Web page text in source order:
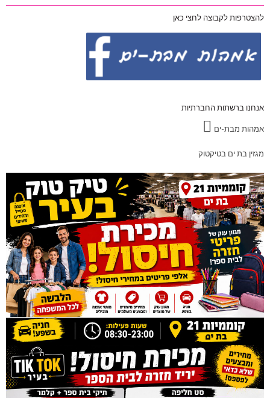
להצטרפות לקבוצה לחצי כאן
אנחנו ברשתות החברתיות
אמהות מבת-ים
מגזין בת ים בטיקטוק